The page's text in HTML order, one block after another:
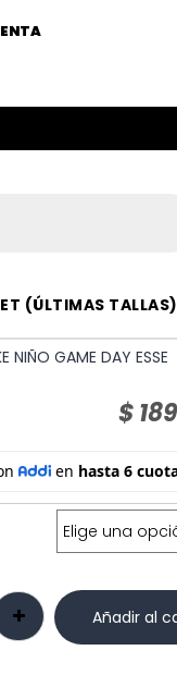
(ÚLTIMAS TALLAS)
NIÑO GAME DAY ESSE
$
Añadir al